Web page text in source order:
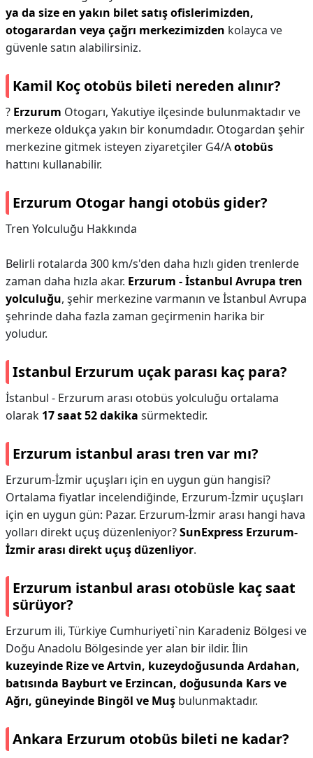
ya da size en yakın bilet satış ofislerimizden,
otogarardan veya çağrı merkezimizden kolayca ve
güvenle satın alabilirsiniz.
Kamil Koç otobüs bileti nereden alınır?
? Erzurum Otogarı, Yakutiye ilçesinde bulunmaktadır ve
merkeze oldukça yakın bir konumdadır. Otogardan şehir
merkezine gitmek isteyen ziyaretçiler G4/Aotobüs
hattını kullanabilir.
Erzurum Otogar hangi otobüs gider?
Tren Yolculuğu Hakkında
Belirli rotalarda 300 km/s'den daha hızlı giden trenlerde
zaman daha hızla akar. Erzurum - İstanbul Avrupa tren
yolculuğu, şehir merkezine varmanın ve İstanbul Avrupa
şehrinde daha fazla zaman geçirmenin harika bir
yoludur.
Istanbul Erzurum uçak parası kaç para?
İstanbul - Erzurum arası otobüs yolculuğu ortalama
olarak 17 saat 52 dakika sürmektedir.
Erzurum istanbul arası tren var mı?
Erzurum-İzmir uçuşları için en uygun gün hangisi?
Ortalama fiyatlar incelendiğinde, Erzurum-İzmir uçuşları
için en uygun gün: Pazar. Erzurum-İzmir arası hangi hava
yolları direkt uçuş düzenleniyor?SunExpress Erzurum-
İzmir arası direkt uçuş düzenliyor.
Erzurum istanbul arası otobüsle kaç saat
sürüyor?
​​Erzurum ili, Türkiye Cumhuriyeti`nin Karadeniz Bölgesi ve
Doğu Anadolu Bölgesinde yer alan bir ildir. İlin
kuzeyinde Rize ve Artvin, kuzeydoğusunda Ardahan,
batısında Bayburt ve Erzincan, doğusunda Kars ve
Ağrı, güneyinde Bingöl ve Muş bulunmaktadır.
Ankara Erzurum otobüs bileti ne kadar?